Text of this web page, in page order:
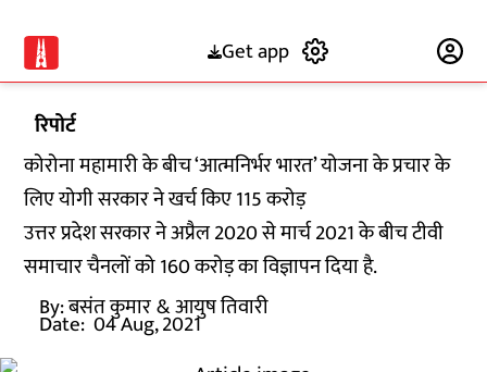
Get app
रिपोर्ट
कोरोना महामारी के बीच ‘आत्मनिर्भर भारत’ योजना के प्रचार के
लिए योगी सरकार ने खर्च किए 115 करोड़
उत्तर प्रदेश सरकार ने अप्रैल 2020 से मार्च 2021 के बीच टीवी
समाचार चैनलों को 160 करोड़ का विज्ञापन दिया है.
By:बसंत कुमार& आयुष तिवारी
Date: 04 Aug, 2021